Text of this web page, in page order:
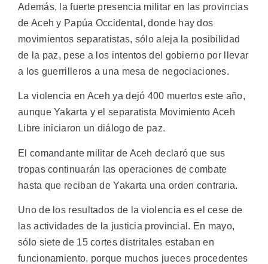
Además, la fuerte presencia militar en las provincias
de Aceh y Papúa Occidental, donde hay dos
movimientos separatistas, sólo aleja la posibilidad
de la paz, pese a los intentos del gobierno por llevar
a los guerrilleros a una mesa de negociaciones.
La violencia en Aceh ya dejó 400 muertos este año,
aunque Yakarta y el separatista Movimiento Aceh
Libre iniciaron un diálogo de paz.
El comandante militar de Aceh declaró que sus
tropas continuarán las operaciones de combate
hasta que reciban de Yakarta una orden contraria.
Uno de los resultados de la violencia es el cese de
las actividades de la justicia provincial. En mayo,
sólo siete de 15 cortes distritales estaban en
funcionamiento, porque muchos jueces procedentes